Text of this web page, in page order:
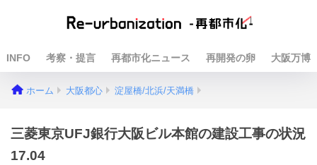
INFO 考察・提言 再都市化ニュース 再開発の卵 大阪万博
ホーム 大阪都心 淀屋橋/北浜/天満橋
三菱東京UFJ銀行大阪ビル本館の建設工事の状況
17.04